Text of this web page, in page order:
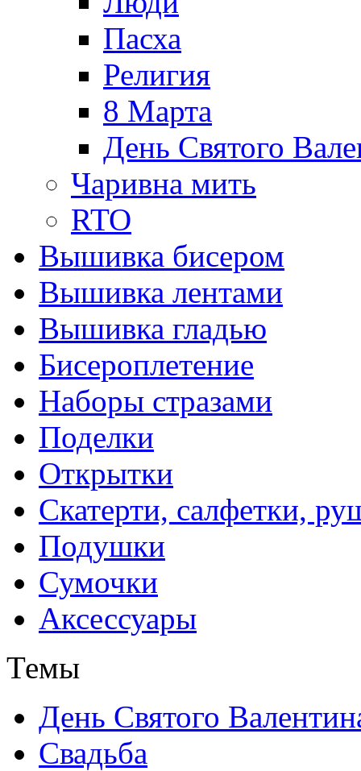
Пасха
Религия
8 Марта
День Святого
Чаривна мить
RTO
Вышивка бисером
Вышивка лентами
Вышивка гладью
Бисероплетение
Наборы стразами
Поделки
Открытки
Скатерти, салфетки,
Подушки
Сумочки
Аксессуары
Темы
День Святого
Свадьба